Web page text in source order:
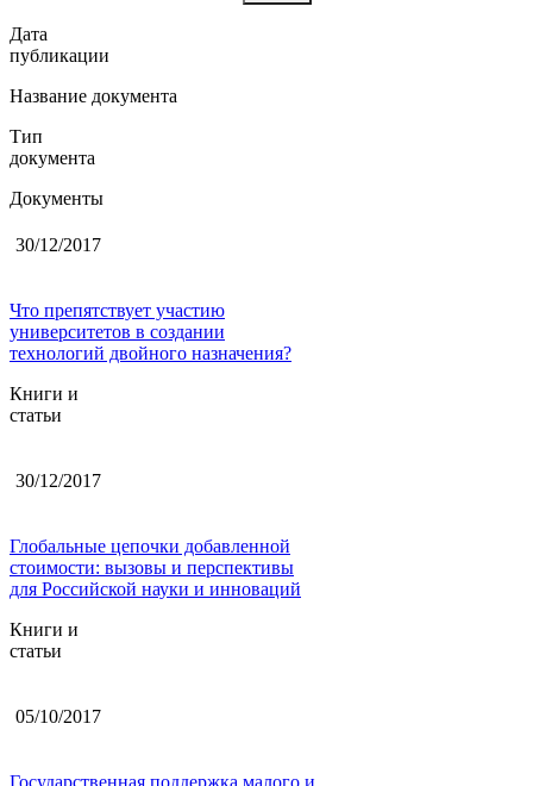
Дата
публикации
Название документа
Тип
документа
Документы
30/12/2017
Что препятствует участию
университетов в создании
технологий двойного назначения?
Книги и
статьи
30/12/2017
Глобальные цепочки добавленной
стоимости: вызовы и перспективы
для Российской науки и инноваций
Книги и
статьи
05/10/2017
Государственная поддержка малого и